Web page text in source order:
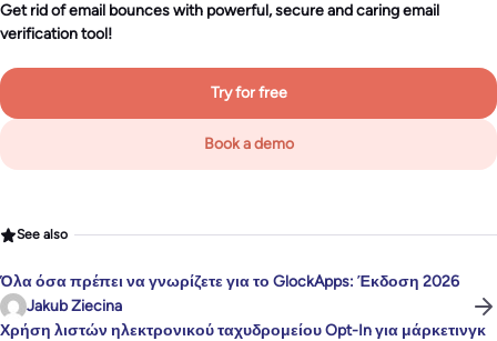
Get rid of email bounces with powerful, secure and caring email
verification tool!
Try for free
Book a demo
See also
Όλα όσα πρέπει να γνωρίζετε για το GlockApps: Έκδοση 2026
Jakub Ziecina
Χρήση λιστών ηλεκτρονικού ταχυδρομείου Opt-In για μάρκετινγκ